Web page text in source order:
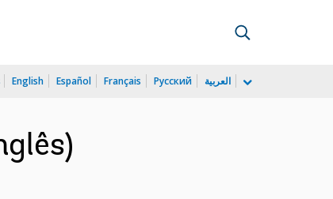
English Español Français Русский العربية